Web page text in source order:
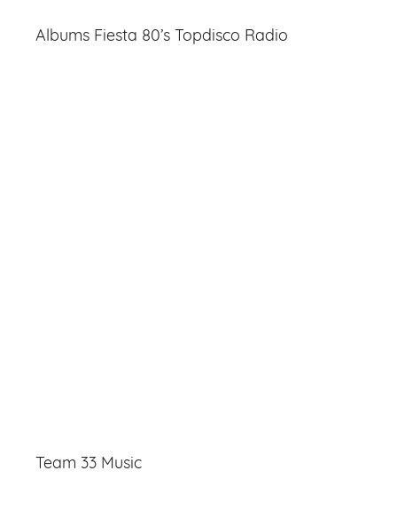
Albums Fiesta 80’s Topdisco Radio
Team 33 Music